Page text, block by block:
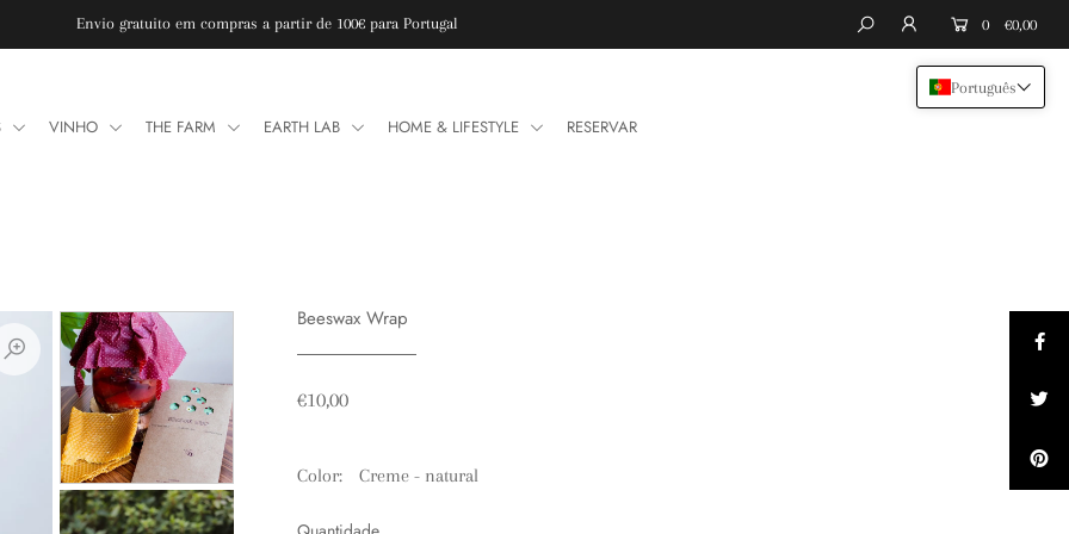
Português
Envio gratuito em compras a partir de 100€ para Portugal 0 €0,00
VINHO THE FARM EARTH LAB HOME & LIFESTYLE RESERVAR
Beeswax Wrap
€10,00
Color: Creme - natural